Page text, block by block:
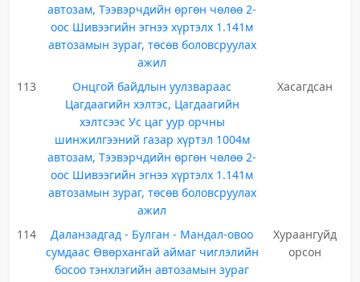
автозам, Тээвэрчдийн өргөн чөлөө 2-
оос Шивээгийн эгнээ хүртэлх 1.141м
автозамын зураг, төсөв боловсруулах
ажил
113
Онцгой байдлын уулзвараас
Цагдаагийн хэлтэс, Цагдаагийн
хэлтсээс Ус цаг уур орчны
шинжилгээний газар хүртэл 1004м
автозам, Тээвэрчдийн өргөн чөлөө 2-
оос Шивээгийн эгнээ хүртэлх 1.141м
автозамын зураг, төсөв боловсруулах
ажил
Хасагдсан
114
Даланзадгад - Булган - Мандал-овоо
сумдаас Өвөрхангай аймаг чиглэлийн
босоо тэнхлэгийн автозамын зураг
Хураангуйд
орсон